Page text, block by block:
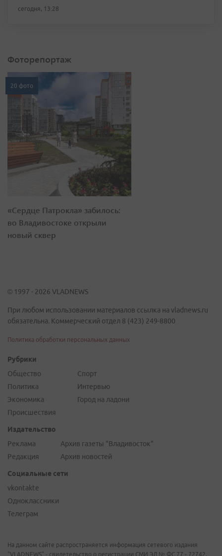
сегодня, 13:28
Фоторепортаж
20 фото
«Сердце Патрокла» забилось:
во Владивостоке открыли
новый сквер
© 1997 - 2026 VLADNEWS
При любом использовании материалов ссылка на vladnews.ru
обязательна. Коммерческий отдел 8 (423) 249-8800
Политика обработки персональных данных
Рубрики
Общество
Политика
Экономика
Происшествия
Спорт
Интервью
Город на ладони
Издательство
Реклама
Редакция
Архив газеты "Владивосток"
Архив новостей
Социальные сети
vkontakte
Одноклассники
Телеграм
На данном сайте распространяется информация сетевого издания
"VLADNEWS" - свидетельство о регистрации СМИ ЭЛ № ФС 77 - 72742,